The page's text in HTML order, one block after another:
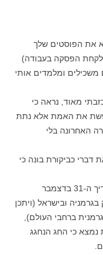
את הפוסטים שלך
הפסקה בעבודה)
ומלמדים אותי
מאוד, נראה כי
את האמת אלא נתת
האחרונה בלי
כביקורת בונה כי
נפתח בכך ש"סילבסטר" ככינוי לתאריך ה-31 בדצמבר
בגרמניה ובישראל (ויתכן
ברחבי העולם),
כי החג הנחגג